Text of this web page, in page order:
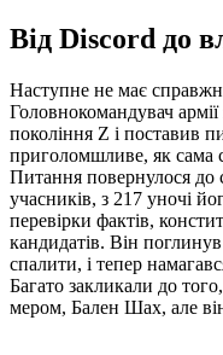
Від Discord до
Наступне не має
Головнокомандувач
покоління Z і поставив
приголомшливе, як сама
Питання повернулося до
учасників, з 217 уночі
перевірки фактів,
кандидатів. Він
спалити, і тепер
Багато закликали до
мером, Бален Шах, але